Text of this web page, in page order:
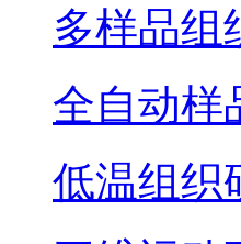
多样品组
全自动样
低温组织